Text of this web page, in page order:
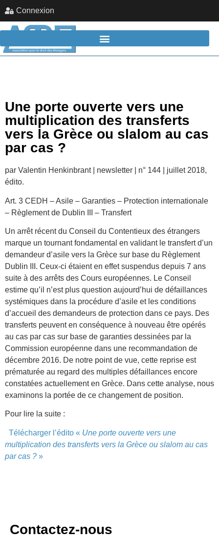
Connexion
Une porte ouverte vers une
multiplication des transferts
vers la Grèce ou slalom au cas
par cas ?
par Valentin Henkinbrant | newsletter | n° 144 | juillet 2018,
édito.
Art. 3 CEDH – Asile – Garanties – Protection internationale
– Règlement de Dublin III – Transfert
Un arrêt récent du Conseil du Contentieux des étrangers
marque un tournant fondamental en validant le transfert d’un
demandeur d’asile vers la Grèce sur base du Règlement
Dublin III. Ceux-ci étaient en effet suspendus depuis 7 ans
suite à des arrêts des Cours européennes. Le Conseil
estime qu’il n’est plus question aujourd’hui de défaillances
systémiques dans la procédure d’asile et les conditions
d’accueil des demandeurs de protection dans ce pays. Des
transferts peuvent en conséquence à nouveau être opérés
au cas par cas sur base de garanties dessinées par la
Commission européenne dans une recommandation de
décembre 2016. De notre point de vue, cette reprise est
prématurée au regard des multiples défaillances encore
constatées actuellement en Grèce. Dans cette analyse, nous
examinons la portée de ce changement de position.
Pour lire la suite :
Télécharger l’édito « Une porte ouverte vers une
multiplication des transferts vers la Grèce ou slalom au cas
par cas ? »
Contactez-nous